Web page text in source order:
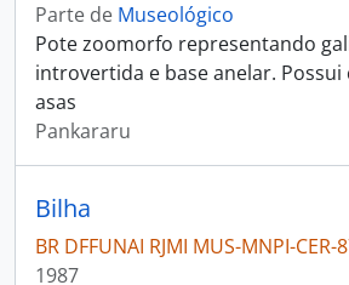
Parte de Museológico
Pote zoomorfo representando
introvertida e base anelar. Possui
asas
Pankararu
Bilha
BR DFFUNAI RJMI MUS-MNPI-CER-
1987